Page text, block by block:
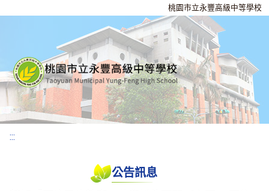
桃園市立永豐高級中等學校
:::
公告訊息